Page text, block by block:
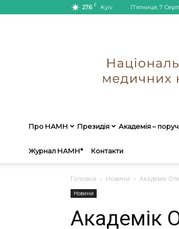
27.6 C Kyiv П’ятниця, 7
Про НАМН Президія Академія –
Журнал НАМН* Контакти
Головна Новини Академік
Новини
Академік